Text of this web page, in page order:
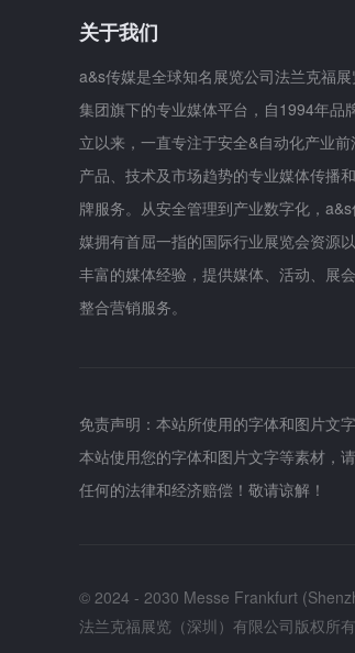
关于我们
a&s传媒是全球知名展览公司法兰克福
集团旗下的专业媒体平台，自1994年品
立以来，一直专注于安全&自动化产业前
产品、技术及市场趋势的专业媒体传播
牌服务。从安全管理到产业数字化，
媒拥有首屈一指的国际行业展览会资源
丰富的媒体经验，提供媒体、活动、展
整合营销服务。
免责声明：本站所使用的字体和图片文
本站使用您的字体和图片文字等素材，
任何的法律和经济赔偿！敬请谅解！
© 2024 - 2030 Messe Frankfurt
法兰克福展览（深圳）有限公司版权所有